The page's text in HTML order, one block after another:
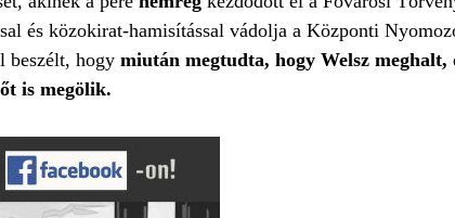
és közokirat-hamisítással vádolja a Központi
beszélt, hogy miután megtudta, hogy Welsz meghalt,
is megölik.